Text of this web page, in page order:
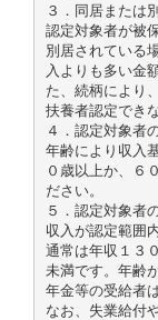
３．同居または
認定対象者が被
別居されている
入よりも多い金
た、続柄により
扶養者認定でき
４．認定対象者
年齢により収入
０歳以上か、６
ださい。
５．認定対象者
収入が認定範囲
通常は年収１３
未満です。年齢
年金等の受給者
なお、失業給付